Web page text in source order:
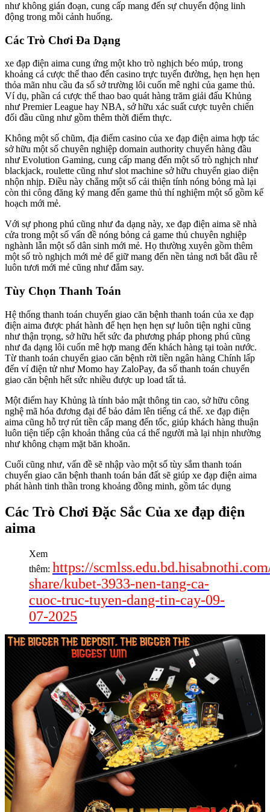
như không gián đoạn, cung cấp mang đến sự chuyển động linh
động trong mỗi cảnh huống.
Các Trò Chơi Đa Dạng
xe đạp điện aima cung ứng một kho trò nghịch béo múp, trong
khoảng cá cược thể thao đến casino trực tuyến đường, hẹn hẹn hẹn
thỏa mãn nhu cầu đa số sở trường lôi cuốn mê nghi của game thủ.
Ví dụ, phần cá cược thể thao bao quát hàng trăm giải đấu Khủng
như Premier League hay NBA, sở hữu xác suất cược tuyên chiến
đối đầu cũng như gồm thêm thời điểm thực.
Không một số chũm, địa điểm casino của xe đạp điện aima hợp tác
sở hữu một số chuyên nghiệp domain authority chuyển hàng đầu
như Evolution Gaming, cung cấp mang đến một số trò nghịch như
blackjack, roulette cũng như slot machine sở hữu chuyển giao diện
nhộn nhịp. Điều này chẳng một số cải thiện tính nóng bỏng mà lại
còn thi công đăng ký mang đến game thủ thí nghiệm một số gồm kế
hoạch mới mẻ.
Với sự phong phú cũng như đa dạng này, xe đạp điện aima sẽ nhà
cửa trong một số vấn đề nóng bỏng cả game thủ chuyên nghiệp
nghành lẫn một số dân sinh mới mẻ. Họ thường xuyên gồm thêm
một số trò nghịch mới mẻ để giữ mang đến nền tảng nơi bắt đầu rễ
luôn tươi mới mẻ cũng như đắm say.
Tùy Chọn Thanh Toán
Hệ thống thanh toán chuyển giao căn bệnh thanh toán của xe đạp
điện aima được phát hành để hẹn hẹn hẹn sự luôn tiện nghi cũng
như thận trọng, sở hữu hết sức đa phương pháp phong phú cũng
như đa dạng lôi cuốn mê hợp mang đến khách hàng tại toàn nước.
Từ thanh toán chuyển giao căn bệnh rời tiền ngân hàng Chính lấp
đến ví điện tử như Momo hay ZaloPay, đa số thanh toán chuyển
giao căn bệnh hết sức nhiều được up load tất tả.
Một điểm hay Khủng là tính bảo mật thông tin cao, sở hữu công
nghệ mã hóa đương đại để bảo đảm lên tiếng cá thể. xe đạp điện
aima cũng hỗ trợ rút tiền cấp mang đến tốc, giúp khách hàng thuận
luôn tiện tiếp cận khoản thắng của cá thể người mà lại nhịn nhường
như không chạm mặt băn khoăn.
Cuối cũng như, vấn đề sẽ nhập vào một số tùy sắm thanh toán
chuyển giao căn bệnh thanh toán bản đất sẽ giúp xe đạp điện aima
phát hành tinh thần trong khoảng đồng minh, gồm tác dụng
Các Trò Chơi Đặc Sắc Của xe đạp điện
aima
Xem
thêm: https://
share/kubet-3933-nen-tang-ca-
cuoc-truc-tuyen-dang-tin-cay-09-
07-2025